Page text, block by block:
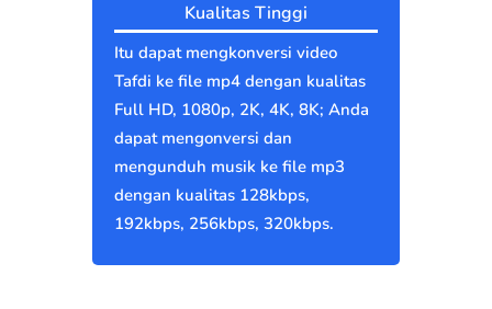
Kualitas Tinggi
Itu dapat mengkonversi video
Tafdi ke file mp4 dengan kualitas
Full HD, 1080p, 2K, 4K, 8K; Anda
dapat mengonversi dan
mengunduh musik ke file mp3
dengan kualitas 128kbps,
192kbps, 256kbps, 320kbps.